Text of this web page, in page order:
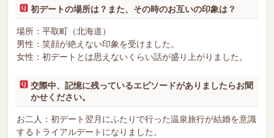
初デートの場所は？また、その時のお互いの印象は？
場所：平取町（北海道）
男性：笑顔が絶えない印象を受けました。
女性：初デートとは思えないくらい話が盛り上がりました。
交際中、記憶に残っているエピソードがありましたらお聞
かせください。
お二人：初デート翌月にふたりで行った温泉旅行が結婚を意識
するトライアルデートになりました。